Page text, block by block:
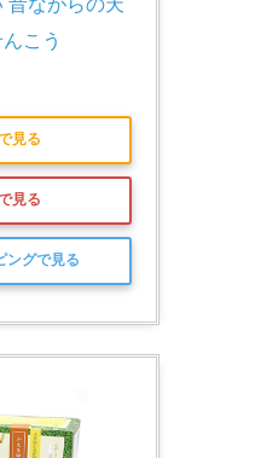
昔ながらの天
こう
見る
見る
ングで見る